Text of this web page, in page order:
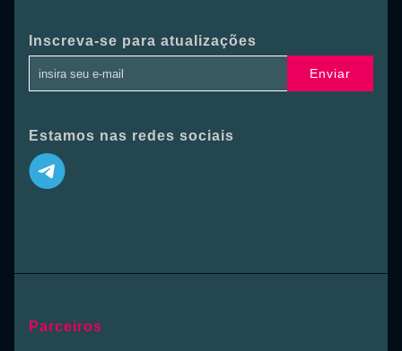
Inscreva-se para atualizações
Enviar
Estamos nas redes sociais
Parceiros